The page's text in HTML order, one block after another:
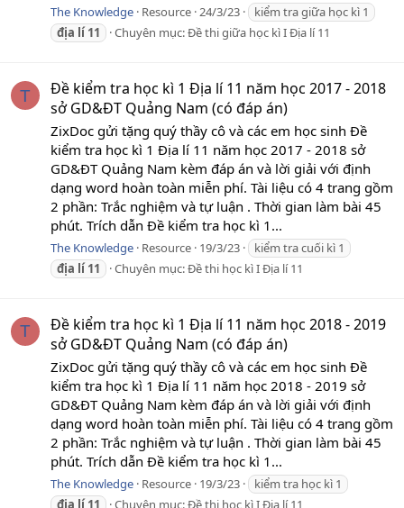
The Knowledge Resource 24/3/23
kiểm tra giữa học kì 1
địa lí 11 Chuyên mục:Đề thi giữa học kì I Địa lí 11
T
Đề kiểm tra học kì 1 Địa lí 11 năm học 2017 - 2018
sở GD&ĐT Quảng Nam (có đáp án)
ZixDoc gửi tặng quý thầy cô và các em học sinh Đề
kiểm tra học kì 1 Địa lí 11 năm học 2017 - 2018 sở
GD&ĐT Quảng Nam kèm đáp án và lời giải với định
dạng word hoàn toàn miễn phí. Tài liệu có 4 trang gồm
2 phần: Trắc nghiệm và tự luận . Thời gian làm bài 45
phút. Trích dẫn Đề kiểm tra học kì 1...
The Knowledge Resource 19/3/23
kiểm tra cuối kì 1
địa lí 11 Chuyên mục:Đề thi học kì I Địa lí 11
T
Đề kiểm tra học kì 1 Địa lí 11 năm học 2018 - 2019
sở GD&ĐT Quảng Nam (có đáp án)
ZixDoc gửi tặng quý thầy cô và các em học sinh Đề
kiểm tra học kì 1 Địa lí 11 năm học 2018 - 2019 sở
GD&ĐT Quảng Nam kèm đáp án và lời giải với định
dạng word hoàn toàn miễn phí. Tài liệu có 4 trang gồm
2 phần: Trắc nghiệm và tự luận . Thời gian làm bài 45
phút. Trích dẫn Đề kiểm tra học kì 1...
The Knowledge Resource 19/3/23
kiểm tra học kì 1
địa lí 11 Chuyên mục:Đề thi học kì I Địa lí 11